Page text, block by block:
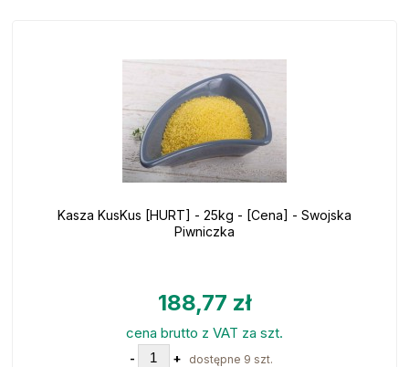
Kasza KusKus [HURT] - 25kg - [Cena] - Swojska
Piwniczka
188,77 zł
cena brutto z VAT za szt.
- + dostępne 9 szt.